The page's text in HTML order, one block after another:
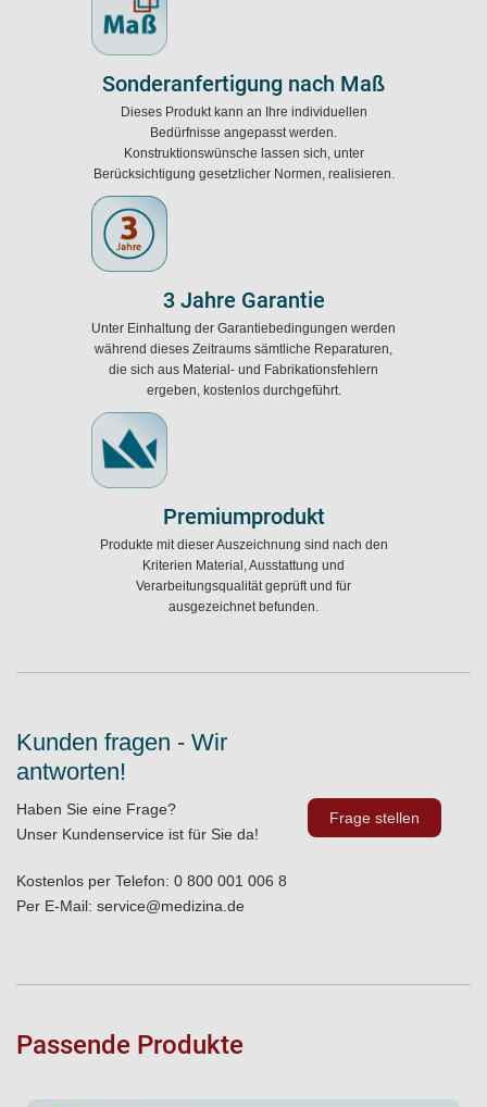
Sonderanfertigung nach Maß
Dieses Produkt kann an Ihre individuellen
Bedürfnisse angepasst werden.
Konstruktionswünsche lassen sich, unter
Berücksichtigung gesetzlicher Normen, realisieren.
3 Jahre Garantie
Unter Einhaltung der Garantiebedingungen werden
während dieses Zeitraums sämtliche Reparaturen,
die sich aus Material- und Fabrikationsfehlern
ergeben, kostenlos durchgeführt.
Premiumprodukt
Produkte mit dieser Auszeichnung sind nach den
Kriterien Material, Ausstattung und
Verarbeitungsqualität geprüft und für
ausgezeichnet befunden.
Kunden fragen - Wir
antworten!
Haben Sie eine Frage?
Unser Kundenservice ist für Sie da!
Kostenlos per Telefon: 0 800 001 006 8
Per E-Mail: service@medizina.de
Frage stellen
Passende Produkte